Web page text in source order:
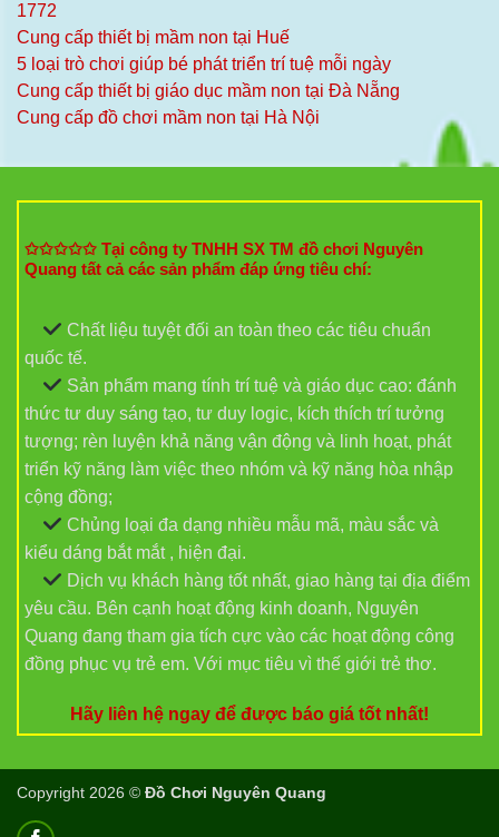
1772
Cung cấp thiết bị mầm non tại Huế
5 loại trò chơi giúp bé phát triển trí tuệ mỗi ngày
Cung cấp thiết bị giáo dục mầm non tại Đà Nẵng
Cung cấp đồ chơi mầm non tại Hà Nội
✩✩✩✩✩ Tại công ty TNHH SX TM đồ chơi Nguyên
Quang tất cả các sản phẩm đáp ứng tiêu chí:
Chất liệu tuyệt đối an toàn theo các tiêu chuẩn
quốc tế.
Sản phẩm mang tính trí tuệ và giáo dục cao: đánh
thức tư duy sáng tạo, tư duy logic, kích thích trí tưởng
tượng; rèn luyện khả năng vận động và linh hoạt, phát
triển kỹ năng làm việc theo nhóm và kỹ năng hòa nhập
cộng đồng;
Chủng loại đa dạng nhiều mẫu mã, màu sắc và
kiểu dáng bắt mắt , hiện đại.
Dịch vụ khách hàng tốt nhất, giao hàng tại địa điểm
yêu cầu. Bên cạnh hoạt động kinh doanh, Nguyên
Quang đang tham gia tích cực vào các hoạt động công
đồng phục vụ trẻ em. Với mục tiêu vì thế giới trẻ thơ.
Hãy liên hệ ngay để được báo giá tốt nhất!
Copyright 2026 © Đồ Chơi Nguyên Quang